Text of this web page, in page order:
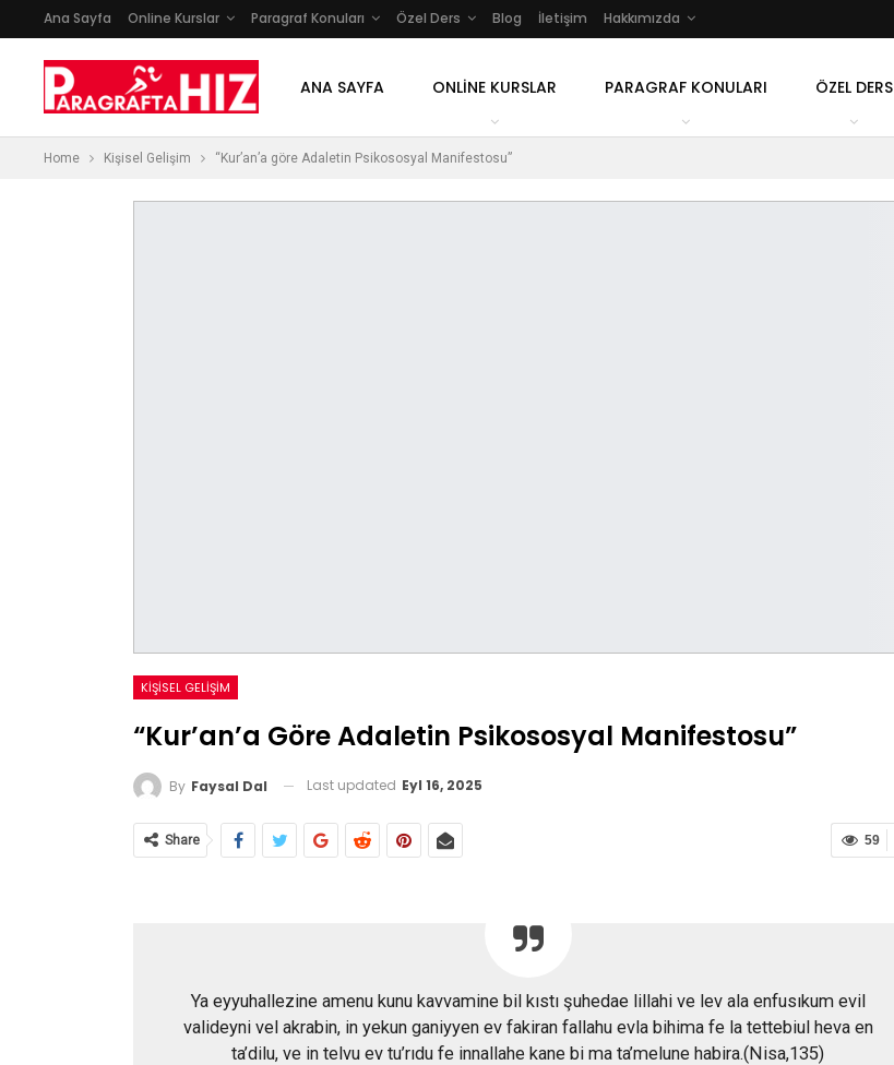
Ana Sayfa Online Kurslar Paragraf Konuları Özel Ders Blog İletişim Hakkımızda
ANA SAYFA ONLINE KURSLAR PARAGRAF KONULARI ÖZEL DERS
Home Kişisel Gelişim “Kur’an’a göre Adaletin Psikososyal Manifestosu”
KIŞISEL GELIŞIM
“Kur’an’a Göre Adaletin Psikososyal Manifestosu”
By Faysal Dal Last updated Eyl 16, 2025
59
Share
Ya eyyuhallezine amenu kunu kavvamine bil kıstı şuhedae lillahi ve lev ala enfusıkum evil
valideyni vel akrabin, in yekun ganiyyen ev fakiran fallahu evla bihima fe la tettebiul heva en
ta’dilu, ve in telvu ev tu’rıdu fe innallahe kane bi ma ta’melune habira.(Nisa,135)